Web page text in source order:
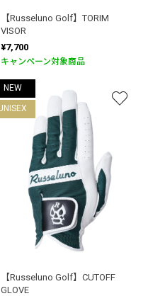
【Russeluno Golf】TORIM
VISOR
¥7,700
キャンペーン対象商品
NEW
【Russeluno Golf】CUTOFF
GLOVE